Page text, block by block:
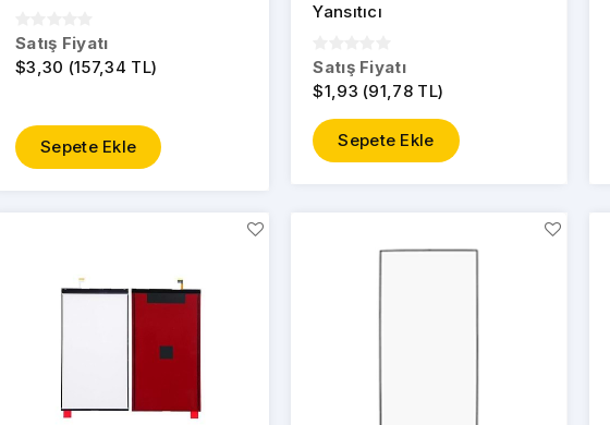
Satış Fiyatı
$3,30 (157,34 TL)
Sepete Ekle
Yansıtıcı
Satış Fiyatı
$1,93 (91,78 TL)
Sepete Ekle